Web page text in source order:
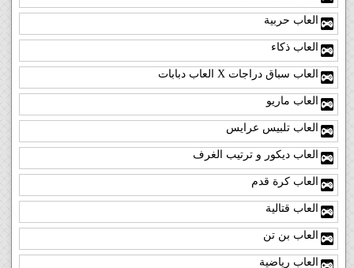
العاب حربية
العاب ذكاء
العاب سباق دراجات X العاب دبابات
العاب ماريو
العاب تلبيس عرايس
العاب ديكور و ترتيب الغرف
العاب كرة قدم
العاب قتالية
العاب بن تن
العاب رياضية